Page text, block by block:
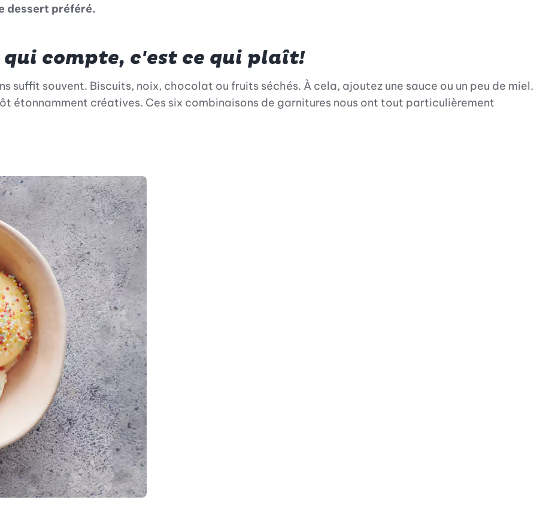
dessert préféré.
qui compte, c'est ce qui plaît!
suffit souvent. Biscuits, noix, chocolat ou fruits séchés. À cela, ajoutez une sauce ou un peu de miel.
étonnamment créatives. Ces six combinaisons de garnitures nous ont tout particulièrement